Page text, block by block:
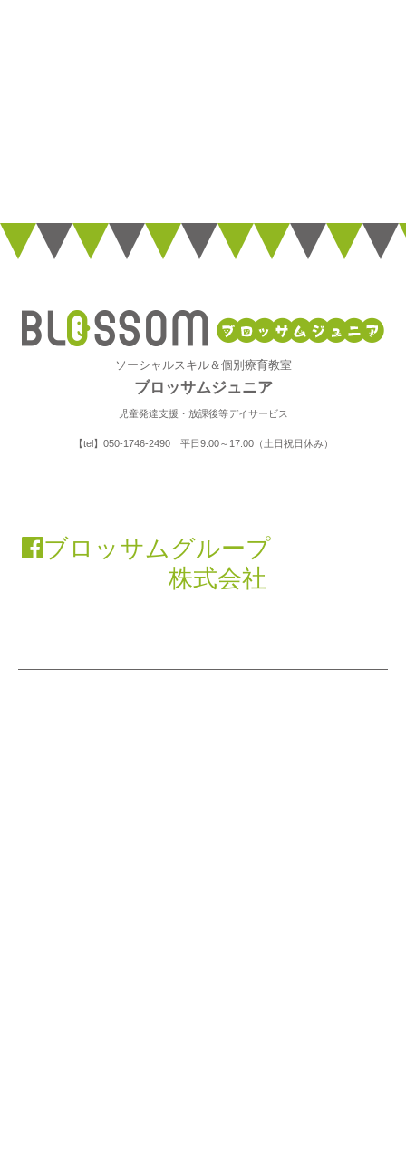
ソーシャルスキル＆個別療育教室
ブロッサムジュニア
児童発達支援・放課後等デイサービス
【tel】050-1746-2490 平日9:00～17:00（土日祝日休み）
ブロッサムグループ
株式会社